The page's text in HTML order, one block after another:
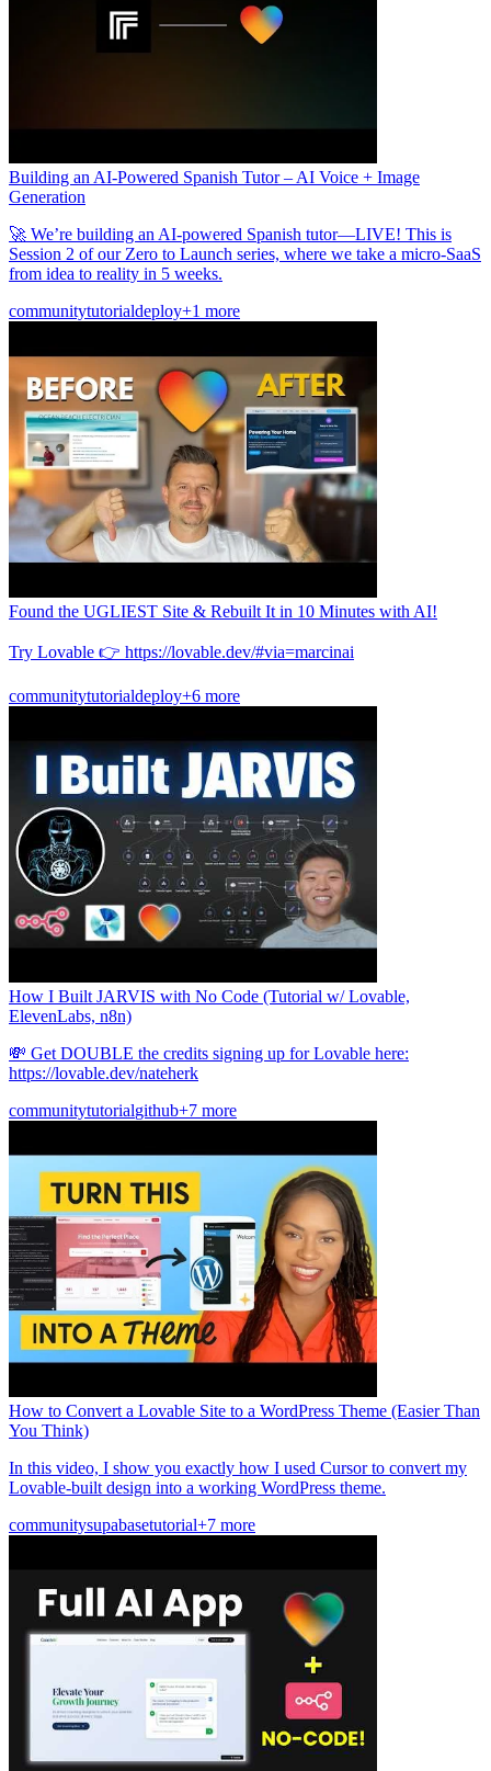
Building an AI-Powered Spanish Tutor – AI Voice + Image
Generation
🚀 We’re building an AI-powered Spanish tutor—LIVE! This is
Session 2 of our Zero to Launch series, where we take a micro-SaaS
from idea to reality in 5 weeks.
communitytutorialdeploy+1 more
Found the UGLIEST Site & Rebuilt It in 10 Minutes with AI!
Try Lovable 👉 https://lovable.dev/#via=marcinai
communitytutorialdeploy+6 more
How I Built JARVIS with No Code (Tutorial w/ Lovable,
ElevenLabs, n8n)
💸 Get DOUBLE the credits signing up for Lovable here:
https://lovable.dev/nateherk
communitytutorialgithub+7 more
How to Convert a Lovable Site to a WordPress Theme (Easier Than
You Think)
In this video, I show you exactly how I used Cursor to convert my
Lovable-built design into a working WordPress theme.
communitysupabasetutorial+7 more